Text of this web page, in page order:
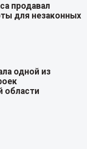
продавал
для незаконных
одной из
области